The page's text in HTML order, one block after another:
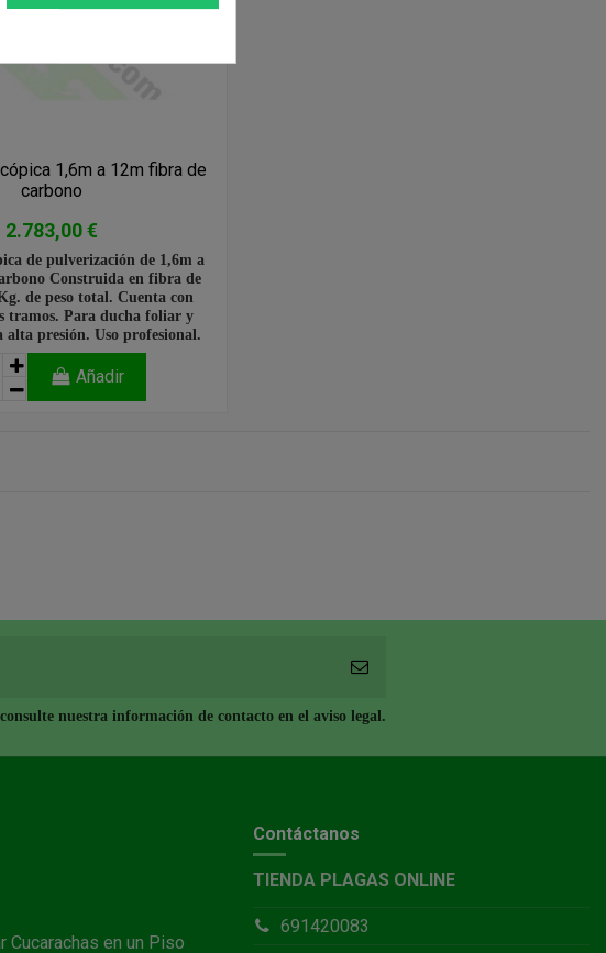
1,6m a 12m fibra de
carbono
2.783,00 €
de pulverización de 1,6m a
Construida en fibra de
de peso total. Cuenta con
tramos. Para ducha foliar y
alta presión. Uso profesional.
Añadir
nuestra información de contacto en el aviso legal.
Cucarachas en un Piso
Contáctanos
TIENDA PLAGAS ONLINE
691420083